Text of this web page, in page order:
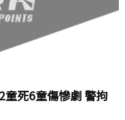
童死6童傷慘劇 警拘